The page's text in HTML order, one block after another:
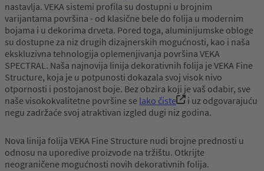
nastavlja. VEKA sistemi profila su dostupni u brojnim
varijantama površina - od klasične bele do folija u modernim
bojama i u dekorima drveta. Pored toga, aluminijumske obloge
su dostupne za niz drugih dizajnerskih mogućnosti, kao i naša
ekskluzivna tehnologija oplemenjivanja površina VEKA
SPECTRAL. Naša najnovija linija dekorativnih folija je VEKA Fine
Structure, koja je u potpunosti dokazala svoj visok nivo
otpornosti i postojanost boje. Bez obzira koji je vaš odabir, sve
naše visokokvalitetne površine se lako čiste
i uz odgovarajuću
negu zadržaće svoj atraktivan izgled dugi niz godina.
Nova linija folija VEKA Fine Structure nudi brojne prednosti u
odnosu na uporedive proizvode na tržištu. Otkrijte
neograničene mogućnosti novih dekorativnih folija.